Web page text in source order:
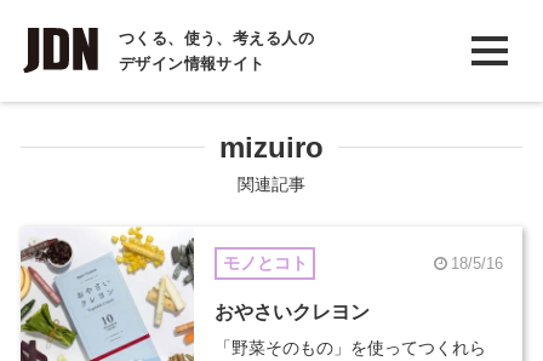
つくる、使う、考える人の
デザイン情報サイト
INTERVIEW
インタビュー
COLUMN
コラム
mizuiro
関連記事
モノとコト 18/5/16
おやさいクレヨン
「野菜そのもの」を使ってつくれら